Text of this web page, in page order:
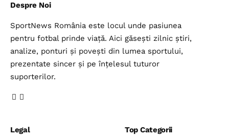
Despre Noi
SportNews România este locul unde pasiunea
pentru fotbal prinde viață. Aici găsești zilnic știri,
analize, ponturi și povești din lumea sportului,
prezentate sincer și pe înțelesul tuturor
suporterilor.
Legal Top Categorii